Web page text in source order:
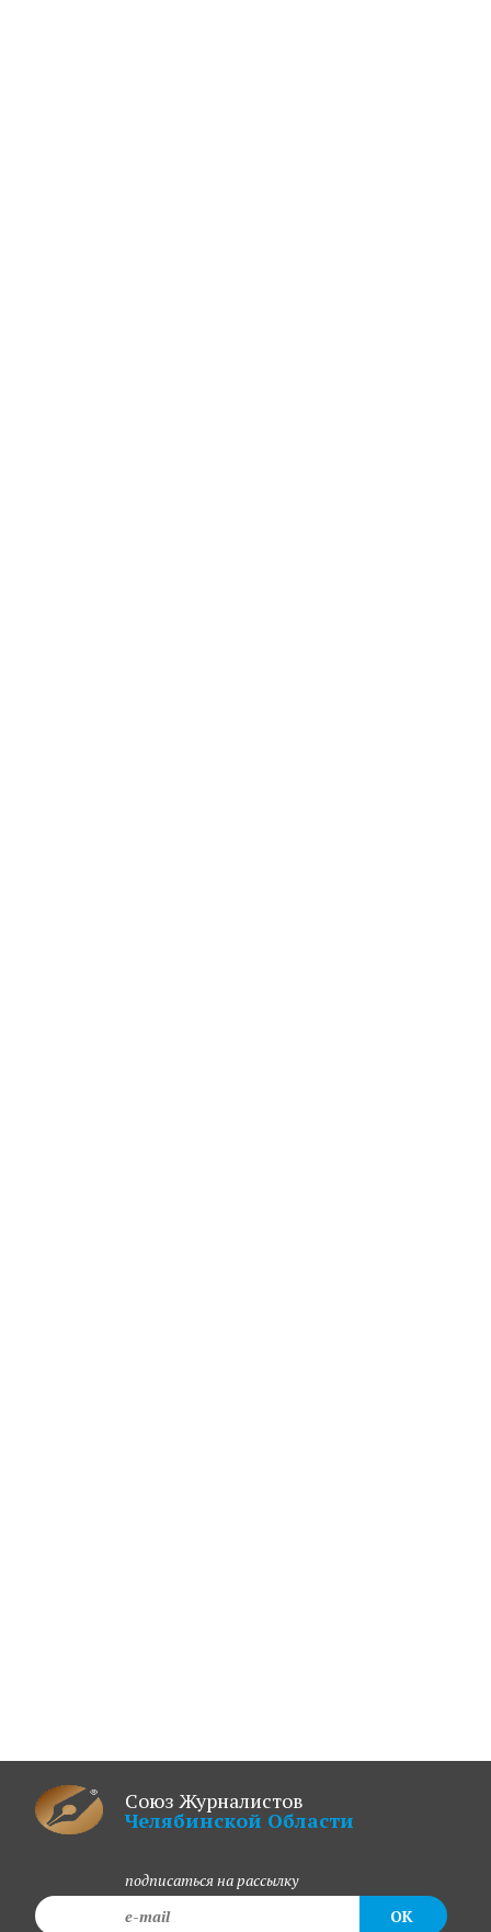
Союз Журналистов
Челябинской Области
подписаться на рассылку